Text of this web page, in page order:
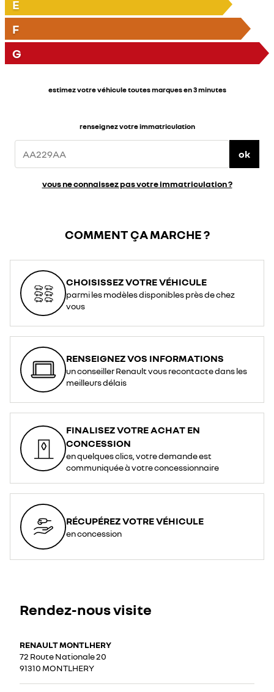
E
F
G
estimez votre véhicule toutes marques en 3 minutes
renseignez votre immatriculation
ok
vous ne connaissez pas votre immatriculation ?
COMMENT ÇA MARCHE ?
CHOISISSEZ VOTRE VÉHICULE
parmi les modèles disponibles près de chez
vous
RENSEIGNEZ VOS INFORMATIONS
un conseiller Renault vous recontacte dans les
meilleurs délais
FINALISEZ VOTRE ACHAT EN
CONCESSION
en quelques clics, votre demande est
communiquée à votre concessionnaire
RÉCUPÉREZ VOTRE VÉHICULE
en concession
Rendez-nous visite
RENAULT MONTLHERY
72 Route Nationale 20
91310 MONTLHERY